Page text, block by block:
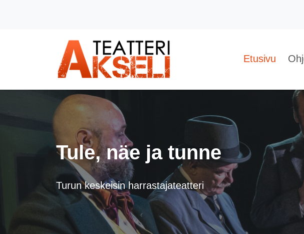
Etusivu
Tule, näe ja tunne
Turun keskeisin harrastajateatteri